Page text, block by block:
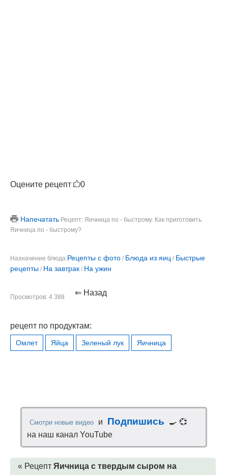
Оцените рецепт 0
Напечатать Рецепт: Яичница по - быстрому. Как приготовить
Яичница по - быстрому?
Назначение блюда Рецепты с фото / Блюда из яиц / Быстрые
рецепты / На завтрак / На ужин
Просмотров: 4 388 ⇐ Назад
рецепт по продуктам:
Омлет Яйца Зеленый лук Яичница
Смотри новые видео и Подпишись
🍳 💞
на наш канал YouTube
« Рецепт Яичница с твердым сыром на